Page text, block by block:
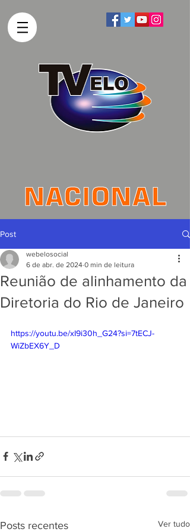
Post
Reunião de alinhamento da
Diretoria do Rio de Janeiro
webelosocial
6 de abr. de 2024 0 min de leitura
https://youtu.be/xI9i30h_G24?si=7tECJ-
WiZbEX6Y_D
Posts recentes Ver tudo